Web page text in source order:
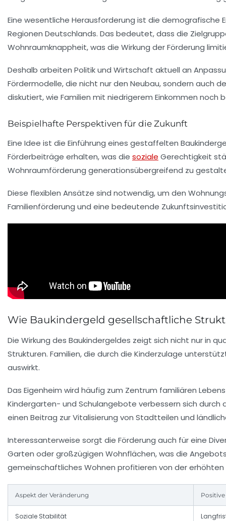
Eine wesentliche Herausforderung ist die demografische
Regionen Deutschlands. Das bedeutet, dass die
Wohnraumknappheit, was die Wirkung der Förderung
Deshalb arbeiten Politik und Wirtschaft aktuell an
Fördermodelle, die nicht nur den Neubau, sondern auch
diskutiert, wie Familien mit niedrigerem Einkommen noch
Beispielhafte Perspektiven für die Zukunft
Eine Idee ist die Einführung eines gestaffelten
Förderbeiträge erhalten, was die soziale Gerechtigkeit
Wohnraumförderung generationsübergreifend zu
Diese flexiblen Ansätze sind notwendig, um den
Familienförderung und eine bedeutende
Wie Baukindergeld gesellschaftliche
Die Wirkung des Baukindergeldes zeigt sich nicht nur in
Strukturen. Familien, die durch die Kinderzulage
auswirkt.
Das Eigenheim wird häufig zum Zentrum familiären
Kindergarten- und Schulangebote verbessern sich durch
einen Beitrag zur Vitalisierung von Stadtteilen und
Interessanterweise sorgt die Förderung auch für eine
Garten oder großzügigen Wohnflächen, was die
gemeinschaftliches Wohnen profitieren von der
Aspekt der Veränderung
Soziale Stabilität